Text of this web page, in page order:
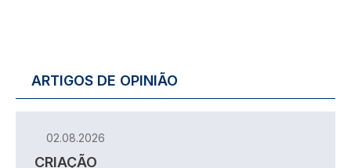
ARTIGOS DE OPINIÃO
02.08.2026
CRIAÇÃO